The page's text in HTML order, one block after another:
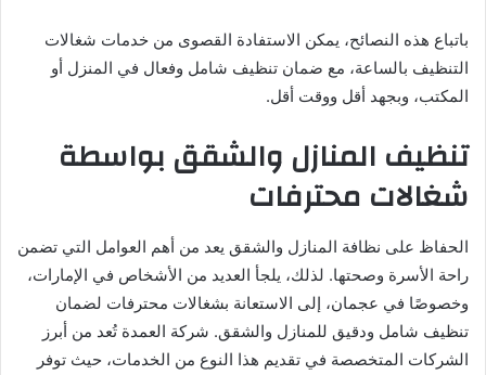
باتباع هذه النصائح، يمكن الاستفادة القصوى من خدمات شغالات
التنظيف بالساعة، مع ضمان تنظيف شامل وفعال في المنزل أو
المكتب، وبجهد أقل ووقت أقل.
تنظيف المنازل والشقق بواسطة
شغالات محترفات
الحفاظ على نظافة المنازل والشقق يعد من أهم العوامل التي تضمن
راحة الأسرة وصحتها. لذلك، يلجأ العديد من الأشخاص في الإمارات،
وخصوصًا في عجمان، إلى الاستعانة بشغالات محترفات لضمان
تنظيف شامل ودقيق للمنازل والشقق. شركة العمدة تُعد من أبرز
الشركات المتخصصة في تقديم هذا النوع من الخدمات، حيث توفر